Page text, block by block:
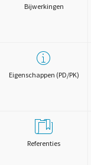
Bijwerkingen
Eigenschappen (PD/PK)
Referenties